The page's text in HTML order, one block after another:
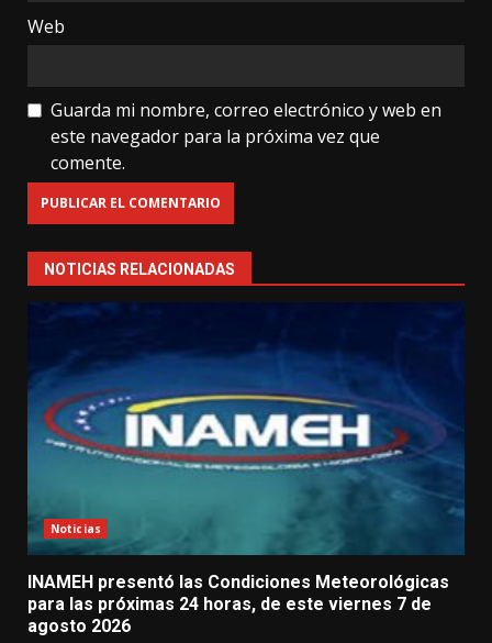
Web
Guarda mi nombre, correo electrónico y web en
este navegador para la próxima vez que
comente.
NOTICIAS RELACIONADAS
Noticias
INAMEH presentó las Condiciones Meteorológicas
para las próximas 24 horas, de este viernes 7 de
agosto 2026